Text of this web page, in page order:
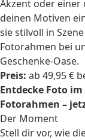
Akzent oder einer
deinen Motiven
sie stilvoll in
Fotorahmen bei
Geschenke-Oase.
Preis: ab 49,95 €
Entdecke Foto
Fotorahmen –
Der Moment
Stell dir vor, wie